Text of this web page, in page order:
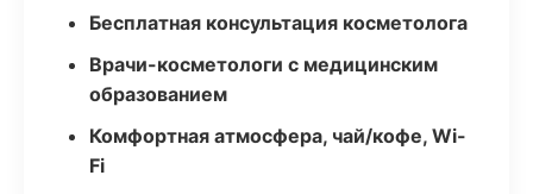
Бесплатная консультация косметолога
Врачи-косметологи с медицинским
образованием
Комфортная атмосфера, чай/кофе, Wi-
Fi